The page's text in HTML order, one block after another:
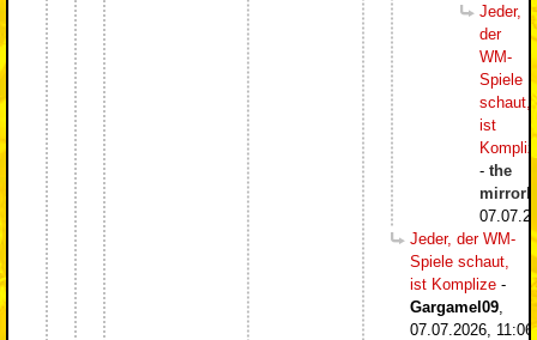
Jeder,
der
WM-
Spiele
schaut,
ist
- the
Jeder, der WM-
Spiele schaut,
ist Komplize -
Gargamel09
07.07.2026, 11:06